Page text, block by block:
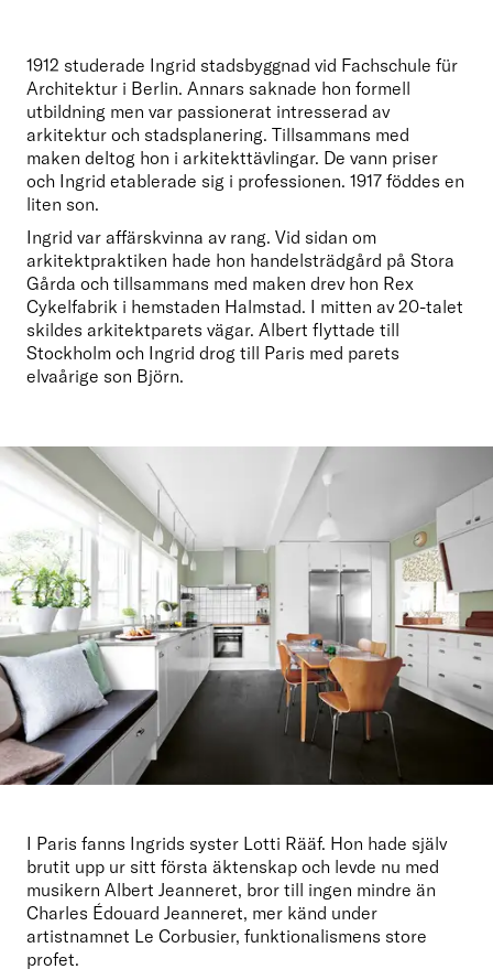
1912 studerade Ingrid stadsbyggnad vid Fachschule für
Architektur i Berlin. Annars saknade hon formell
utbildning men var passionerat intresserad av
arkitektur och stadsplanering. Tillsammans med
maken deltog hon i arkitekttävlingar. De vann priser
och Ingrid etablerade sig i professionen. 1917 föddes en
liten son.
Ingrid var affärskvinna av rang. Vid sidan om
arkitektpraktiken hade hon handelsträdgård på Stora
Gårda och tillsammans med maken drev hon Rex
Cykelfabrik i hemstaden Halmstad. I mitten av 20-talet
skildes arkitektparets vägar. Albert flyttade till
Stockholm och Ingrid drog till Paris med parets
elvaårige son Björn.
I Paris fanns Ingrids syster Lotti Rääf. Hon hade själv
brutit upp ur sitt första äktenskap och levde nu med
musikern Albert Jeanneret, bror till ingen mindre än
Charles Édouard Jeanneret, mer känd under
artistnamnet Le Corbusier, funktionalismens store
profet.